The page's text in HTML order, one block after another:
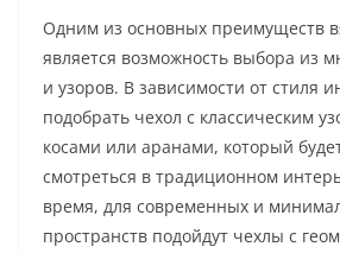
Одним из основных преимуществ
является возможность выбора из
и узоров. В зависимости от стиля
подобрать чехол с классическим
косами или аранами, который
смотреться в традиционном
время, для современных и
пространств подойдут чехлы с